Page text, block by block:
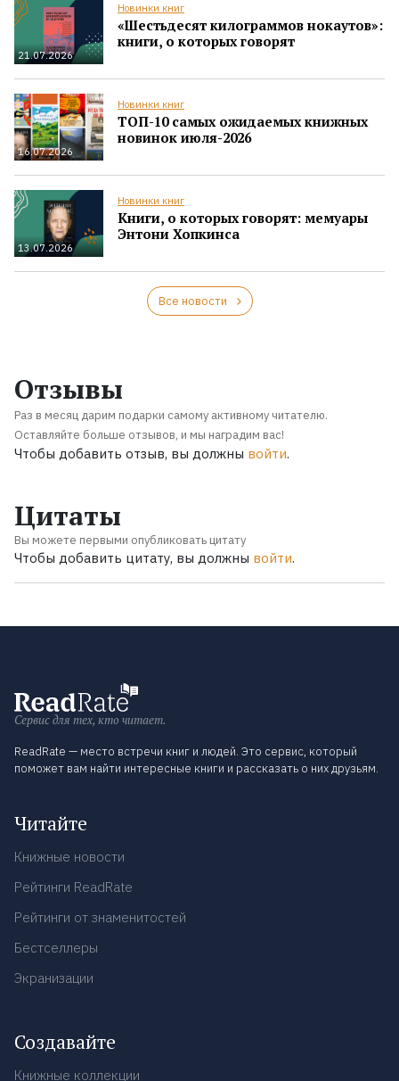
21.07.2026
Новинки книг
«Шестьдесят килограммов нокаутов»:
книги, о которых говорят
16.07.2026
Новинки книг
ТОП-10 самых ожидаемых книжных
новинок июля-2026
13.07.2026
Новинки книг
Книги, о которых говорят: мемуары
Энтони Хопкинса
Все новости
Отзывы
Раз в месяц дарим подарки самому активному читателю.
Оставляйте больше отзывов, и мы наградим вас!
Чтобы добавить отзыв, вы должны войти.
Цитаты
Вы можете первыми опубликовать цитату
Чтобы добавить цитату, вы должны войти.
Сервис для тех, кто читает.
ReadRate — место встречи книг и людей. Это сервис, который
поможет вам найти интересные книги и рассказать о них друзьям.
Читайте
Книжные новости
Рейтинги ReadRate
Рейтинги от знаменитостей
Бестселлеры
Экранизации
Создавайте
Книжные коллекции